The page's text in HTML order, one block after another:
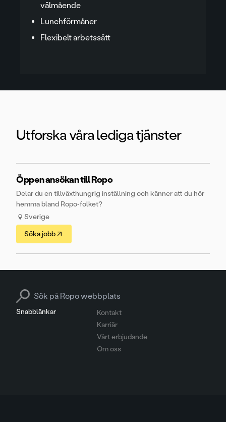
välmående
Lunchförmåner
Flexibelt arbetssätt
Utforska våra lediga tjänster
Öppen ansökan till Ropo
Delar du en tillväxthungrig inställning och känner att du hör
hemma bland Ropo‑folket?
Sverige
Söka jobb
Snabblänkar
Kontakt
Karriär
Vårt erbjudande
Om oss
Search for: